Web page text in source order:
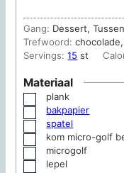
Gang: Dessert,
Trefwoord:
Servings:15 st
Materiaal
▢
plank
▢
bakpapier
▢
spatel
▢
kom micro-golf
▢
microgolf
▢
lepel